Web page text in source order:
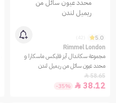
5.0
Rimmel London
مجموعة سكاندال آيز فليكس ماسكارا و
محدد عيون سائل من ريميل لندن
58.65

38.12

-35%